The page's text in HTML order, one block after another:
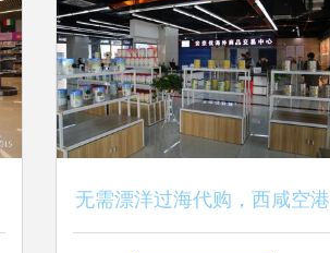
无需漂洋过海代购，西咸空港